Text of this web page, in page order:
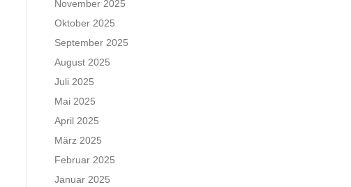
November 2025
Oktober 2025
September 2025
August 2025
Juli 2025
Mai 2025
April 2025
März 2025
Februar 2025
Januar 2025